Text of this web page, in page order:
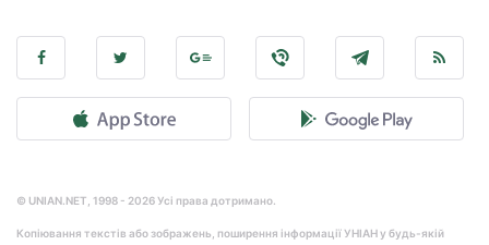
© UNIAN.NET, 1998 - 2026 Усі права дотримано.
Копіювання текстів або зображень, поширення інформації УНІАН у будь-якій